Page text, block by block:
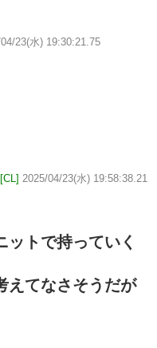
23(水) 19:30:21.75
2025/04/23(水) 19:58:38.21
ットで持っていく
えてなさそうだが